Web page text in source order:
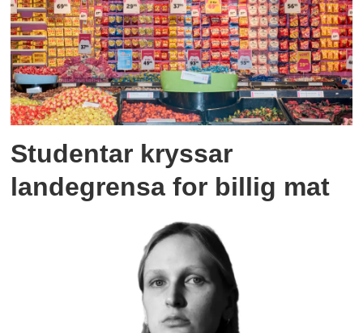
Studentar kryssar
landegrensa for billig mat